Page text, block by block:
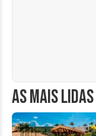
AS MAIS LIDAS